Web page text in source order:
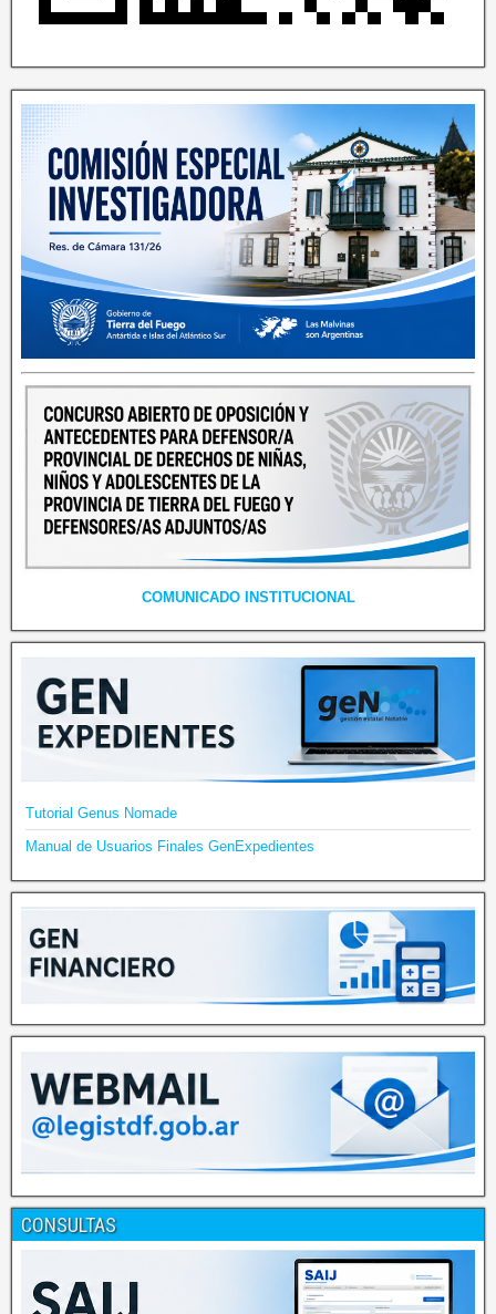
COMUNICADO INSTITUCIONAL
Tutorial Genus Nomade
Manual de Usuarios Finales GenExpedientes
CONSULTAS